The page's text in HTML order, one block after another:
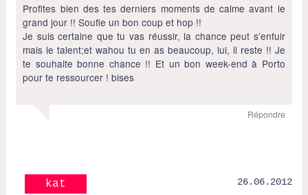
Profites bien des tes derniers moments de calme avant le
grand jour !! Soufle un bon coup et hop !!
Je suis certaine que tu vas réussir, la chance peut s’enfuir
mais le talent;et wahou tu en as beaucoup, lui, il reste !! Je
te souhaite bonne chance !! Et un bon week-end à Porto
pour te ressourcer ! bises
Répondre
kat 26.06.2012